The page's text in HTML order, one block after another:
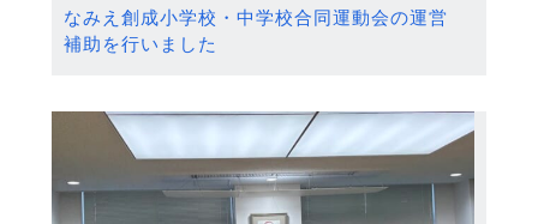
なみえ創成小学校・中学校合同運動会の運営
補助を行いました